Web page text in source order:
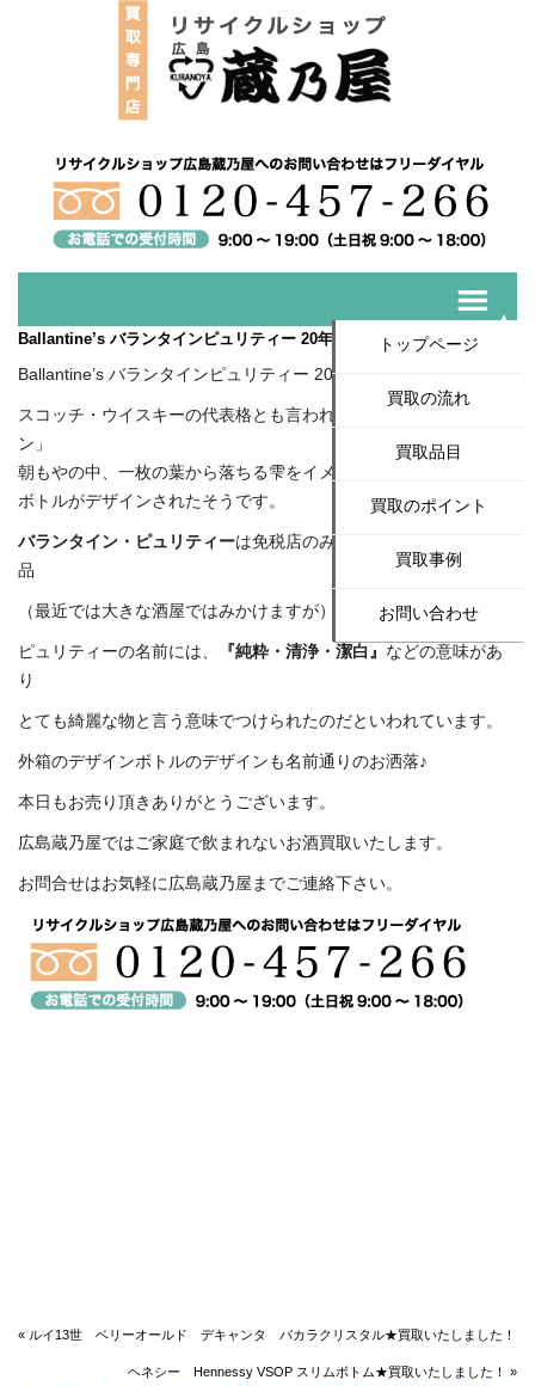
トップページ
買取の流れ
買取品目
買取のポイント
買取事例
お問い合わせ
Ballantine’s バランタインピュリティー 20年箱付★買取いたしました
Ballantine’s バランタインピュリティー 20年箱付
スコッチ・ウイスキーの代表格とも言われている、「バランタイ
ン」
朝もやの中、一枚の葉から落ちる雫をイメージして、
ボトルがデザインされたそうです。
バランタイン・ピュリティーは免税店のみで販売されている限定
品
（最近では大きな酒屋ではみかけますが）
ピュリティーの名前には、 『純粋・清浄・潔白』 などの意味があ
り
とても綺麗な物と言う意味でつけられたのだといわれています。
外箱のデザインボトルのデザインも名前通りのお洒落♪
本日もお売り頂きありがとうございます。
広島蔵乃屋ではご家庭で飲まれないお酒買取いたします。
お問合せはお気軽に広島蔵乃屋までご連絡下さい。
« ルイ13世 ベリーオールド デキャンタ バカラクリスタル★買取いたしました！
ヘネシー Hennessy VSOP スリムボトム★買取いたしました！ »